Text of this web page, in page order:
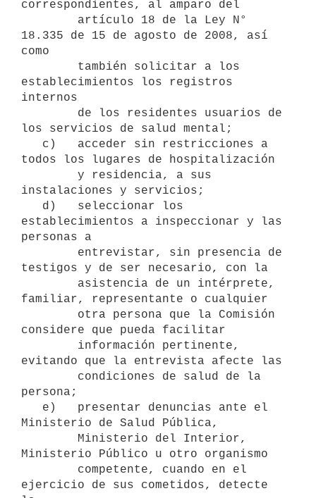
correspondientes, al amparo del
18.335 de 15 de agosto de 2008, así
como
establecimientos los registros
internos
los servicios de salud mental;
todos los lugares de hospitalización
instalaciones y servicios;
establecimientos a inspeccionar y las
personas a
testigos y de ser necesario, con la
familiar, representante o cualquier
considere que pueda facilitar
evitando que la entrevista afecte las
persona;
Ministerio de Salud Pública,
Ministerio Público u otro organismo
ejercicio de sus cometidos, detecte